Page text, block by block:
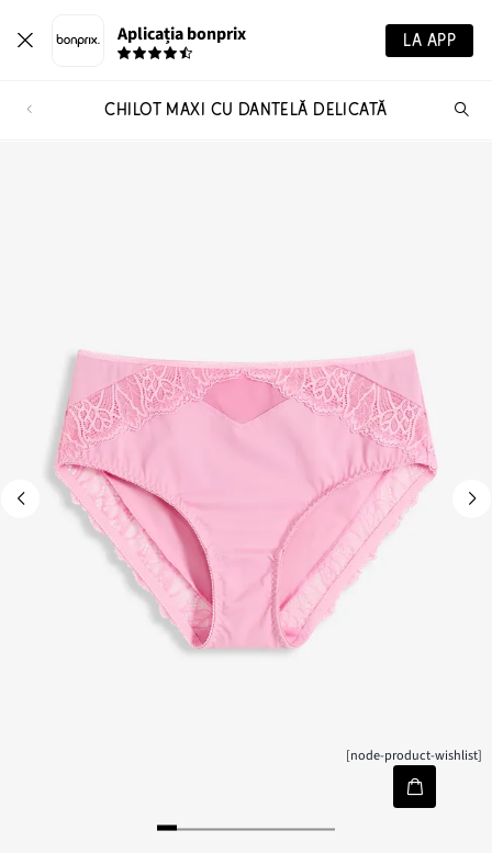
Aplicația bonprix LA APP
CHILOT MAXI CU DANTELĂ DELICATĂ
[node-product-wishlist]